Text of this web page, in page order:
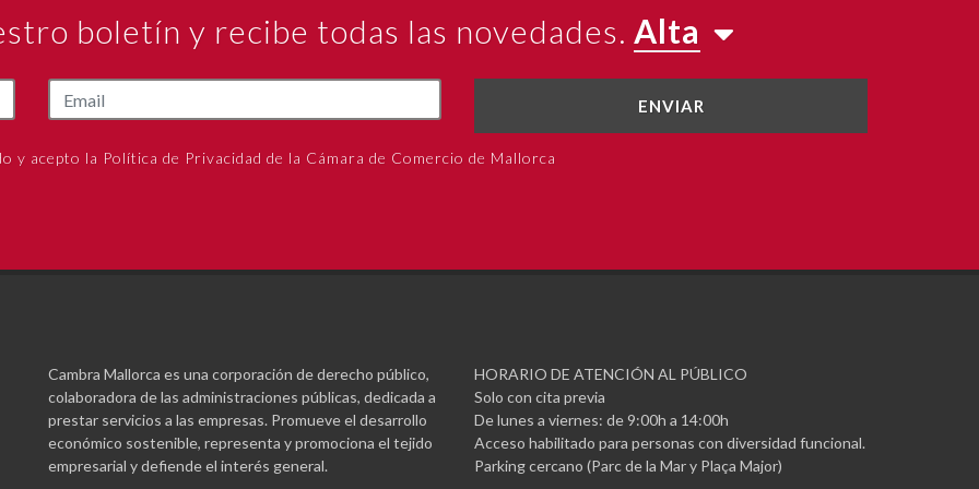
boletín y recibe todas las novedades. Alta
ENVIAR
y acepto la Política de Privacidad de la Cámara de Comercio de Mallorca
Cambra Mallorca es una corporación de derecho público,
colaboradora de las administraciones públicas, dedicada a
prestar servicios a las empresas. Promueve el desarrollo
económico sostenible, representa y promociona el tejido
empresarial y defiende el interés general.
HORARIO DE ATENCIÓN AL PÚBLICO
Solo con cita previa
De lunes a viernes: de 9:00h a 14:00h
Acceso habilitado para personas con diversidad funcional.
Parking cercano (Parc de la Mar y Plaça Major)